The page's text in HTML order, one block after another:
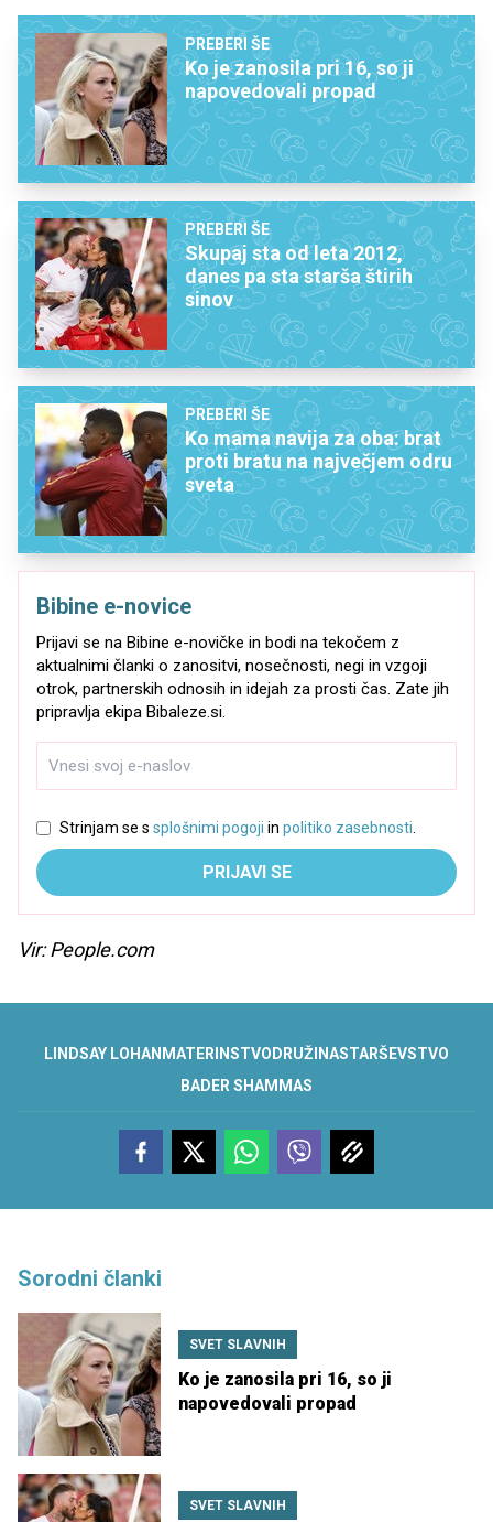
PREBERI ŠE
Ko je zanosila pri 16, so ji
napovedovali propad
PREBERI ŠE
Skupaj sta od leta 2012,
danes pa sta starša štirih
sinov
PREBERI ŠE
Ko mama navija za oba: brat
proti bratu na največjem odru
sveta
Bibine e-novice
Prijavi se na Bibine e-novičke in bodi na tekočem z
aktualnimi članki o zanositvi, nosečnosti, negi in vzgoji
otrok, partnerskih odnosih in idejah za prosti čas. Zate jih
pripravlja ekipa Bibaleze.si.
Strinjam se s splošnimi pogoji in politiko zasebnosti
PRIJAVI SE
Vir: People.com
LINDSAY LOHAN MATERINSTVO DRUŽINASTARŠEVSTVO
BADER SHAMMAS
Sorodni članki
SVET SLAVNIH
Ko je zanosila pri 16, so ji
napovedovali propad
SVET SLAVNIH